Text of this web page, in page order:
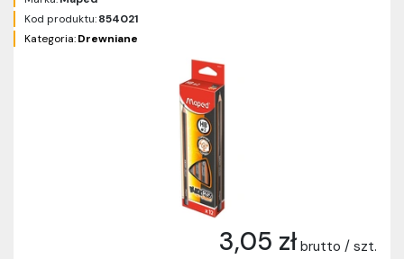
Kod produktu:854021
Kategoria:Drewniane
3,05 zł brutto / szt.